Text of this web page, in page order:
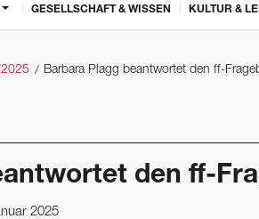
GESELLSCHAFT & WISSEN KULTUR &
Barbara Plagg beantwortet den ff-
den ff-
2025